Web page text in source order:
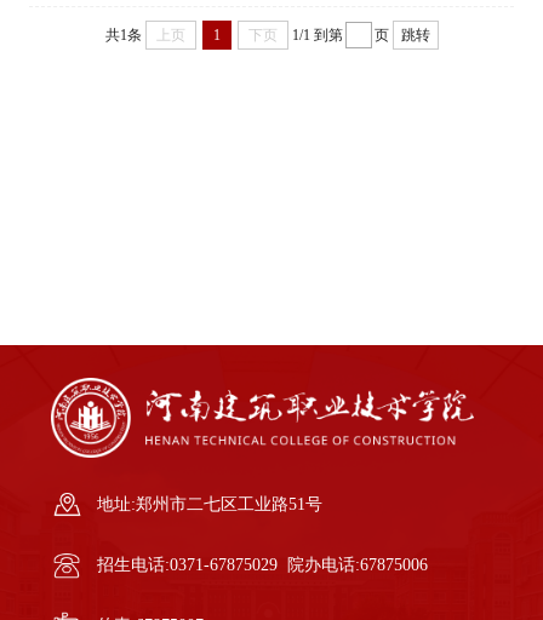
共1条 上页 1 下页 1/1 到第 页 跳转
地址:郑州市二七区工业路51号
招生电话:0371-67875029 院办电话:67875006